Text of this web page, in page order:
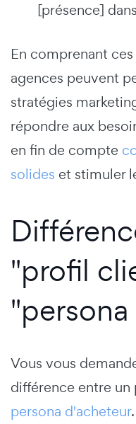
[présence]
En comprenant
agences peuvent
stratégies
répondre aux
en fin de compte
solides et stimuler
"profil
Vous vous
différence entre
persona d'acheteur.